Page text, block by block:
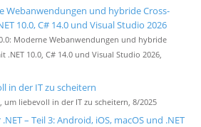
Webanwendungen und hybride Cross-
10.0, C# 14.0 und Visual Studio 2026
Moderne Webanwendungen und hybride
.NET 10.0, C# 14.0 und Visual Studio 2026,
in der IT zu scheitern
um liebevoll in der IT zu scheitern, 8/2025
– Teil 3: Android, iOS, macOS und .NET